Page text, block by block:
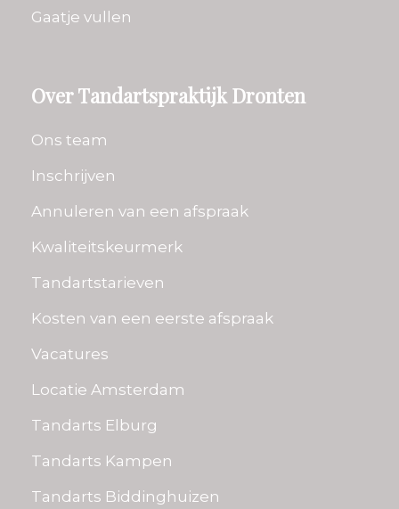
Gaatje vullen
Over Tandartspraktijk Dronten
Ons team
Inschrijven
Annuleren van een afspraak
Kwaliteitskeurmerk
Tandartstarieven
Kosten van een eerste afspraak
Vacatures
Locatie Amsterdam
Tandarts Elburg
Tandarts Kampen
Tandarts Biddinghuizen